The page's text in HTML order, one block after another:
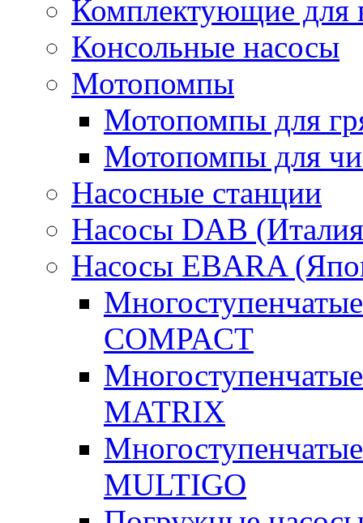
Комплектующие для
Консольные насосы
Мотопомпы
Мотопомпы для
Мотопомпы для
Насосные станции
Насосы DAB
Насосы EBARA
COMPACT
MATRIX
MULTIGO